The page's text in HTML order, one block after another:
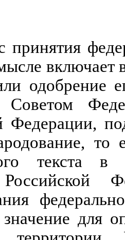
принятия
включает
одобрение
Советом
Федерации,
то
текста в
для